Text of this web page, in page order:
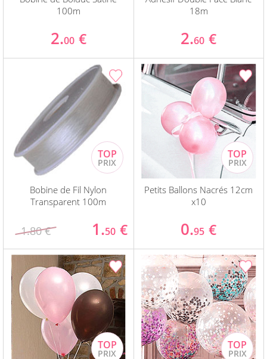
100m
2.00 €
18m
2.60 €
Bobine de Fil Nylon
Transparent 100m
1.80 € 1.50 €
Petits Ballons Nacrés 12cm
x10
0.95 €